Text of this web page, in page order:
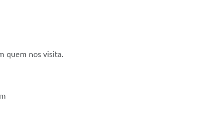
quem nos visita.